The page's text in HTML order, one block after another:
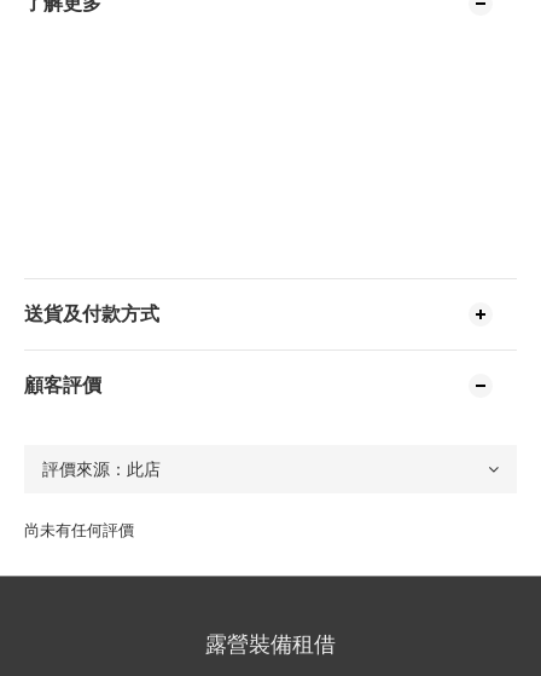
送貨及付款方式
顧客評價
尚未有任何評價
露營裝備租借